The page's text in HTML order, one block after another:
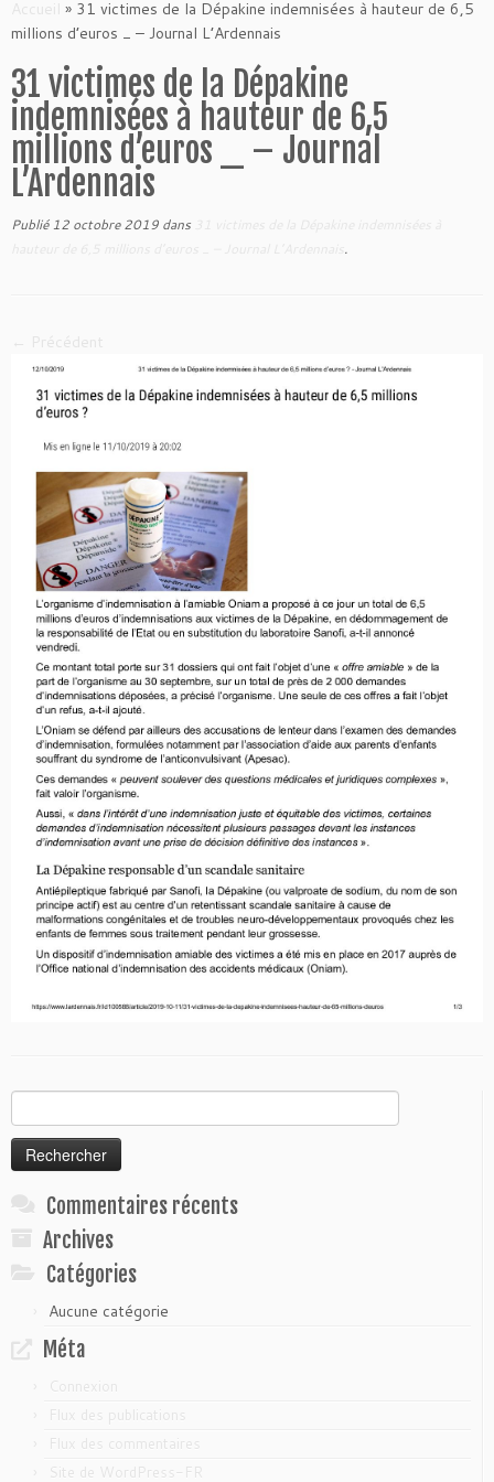
content
» 31 victimes de la Dépakine indemnisées à hauteur de 6,5
millions d’euros _ – Journal L’Ardennais
31 victimes de la Dépakine
indemnisées à hauteur de 6,5
millions d’euros _ – Journal
L’Ardennais
Publié 12 octobre 2019 dans
.
Rechercher :
Commentaires récents
Archives
Catégories
Aucune catégorie
Méta
Connexion
Flux des publications
Flux des commentaires
Site de WordPress-FR